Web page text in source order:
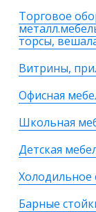
Торговое
торсы,
Витрины,
Офисная
Школьная
Детская
Холодильное
Барные